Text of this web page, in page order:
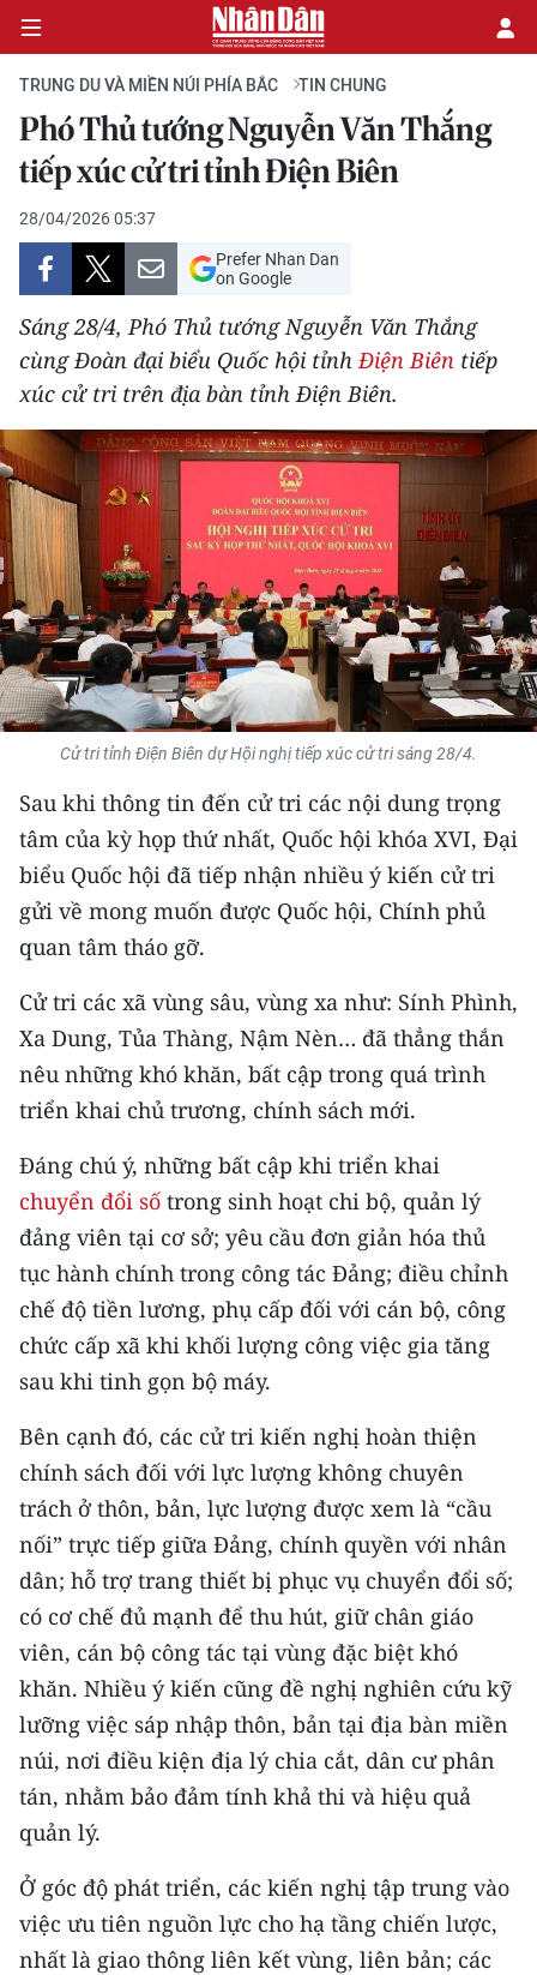
CHÍNH TRỊ
KINH TẾ
VĂN HÓA
XÃ HỘI
PHÁP LUẬT
DU LỊCH
THẾ GIỚI
THỂ THAO
GIÁO DỤC
Y TẾ
KHOA HỌC - CÔNG NGHỆ
MÔI TRƯỜNG
BẠN ĐỌC
KIỂM CHỨNG THÔNG TIN
54 DÂN TỘC VIỆT NAM
CHƯƠNG TRÌNH OCOP - MỖI XÃ
MỘT SẢN PHẨM
RADIO
MEDIA CENTER
E-Magazine
Video
Media Kinh tế
Media Văn hóa
Media Xã hội
Media Pháp luật
Media Du lịch
Media Thế giới
Media Thể thao
Media Giáo dục
Media Y tế
Media Khoa học - Công nghệ
TRUNG DU VÀ MIỀN NÚI PHÍA BẮC TIN CHUNG
Phó Thủ tướng Nguyễn Văn Thắng
tiếp xúc cử tri tỉnh Điện Biên
28/04/2026 05:37
Prefer Nhan Dan
on Google
Sáng 28/4, Phó Thủ tướng Nguyễn Văn Thắng
cùng Đoàn đại biểu Quốc hội tỉnhĐiện Biên tiếp
xúc cử tri trên địa bàn tỉnh Điện Biên.
Cử tri tỉnh Điện Biên dự Hội nghị tiếp xúc cử tri sáng 28/4.
Sau khi thông tin đến cử tri các nội dung trọng
tâm của kỳ họp thứ nhất, Quốc hội khóa XVI, Đại
biểu Quốc hội đã tiếp nhận nhiều ý kiến cử tri
gửi về mong muốn được Quốc hội, Chính phủ
quan tâm tháo gỡ.
Cử tri các xã vùng sâu, vùng xa như: Sính Phình,
Xa Dung, Tủa Thàng, Nậm Nèn… đã thẳng thắn
nêu những khó khăn, bất cập trong quá trình
triển khai chủ trương, chính sách mới.
Đáng chú ý, những bất cập khi triển khai
chuyển đổi số trong sinh hoạt chi bộ, quản lý
đảng viên tại cơ sở; yêu cầu đơn giản hóa thủ
tục hành chính trong công tác Đảng; điều chỉnh
chế độ tiền lương, phụ cấp đối với cán bộ, công
chức cấp xã khi khối lượng công việc gia tăng
sau khi tinh gọn bộ máy.
Bên cạnh đó, các cử tri kiến nghị hoàn thiện
chính sách đối với lực lượng không chuyên
trách ở thôn, bản, lực lượng được xem là “cầu
nối” trực tiếp giữa Đảng, chính quyền với nhân
dân; hỗ trợ trang thiết bị phục vụ chuyển đổi số;
có cơ chế đủ mạnh để thu hút, giữ chân giáo
viên, cán bộ công tác tại vùng đặc biệt khó
khăn. Nhiều ý kiến cũng đề nghị nghiên cứu kỹ
lưỡng việc sáp nhập thôn, bản tại địa bàn miền
núi, nơi điều kiện địa lý chia cắt, dân cư phân
tán, nhằm bảo đảm tính khả thi và hiệu quả
quản lý.
Ở góc độ phát triển, các kiến nghị tập trung vào
việc ưu tiên nguồn lực cho hạ tầng chiến lược,
nhất là giao thông liên kết vùng, liên bản; các